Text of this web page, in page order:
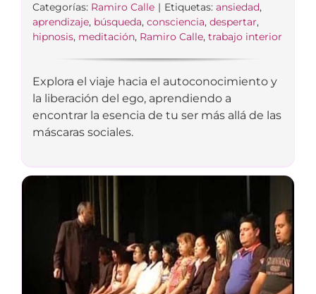
Categorías: Ramiro Calle | Etiquetas: ansiedad,
aprendizaje, búsqueda, consciencia, despertar,
hipnosis, meditación, Ramiro Calle, trabajo interior
Explora el viaje hacia el autoconocimiento y
la liberación del ego, aprendiendo a
encontrar la esencia de tu ser más allá de las
máscaras sociales.